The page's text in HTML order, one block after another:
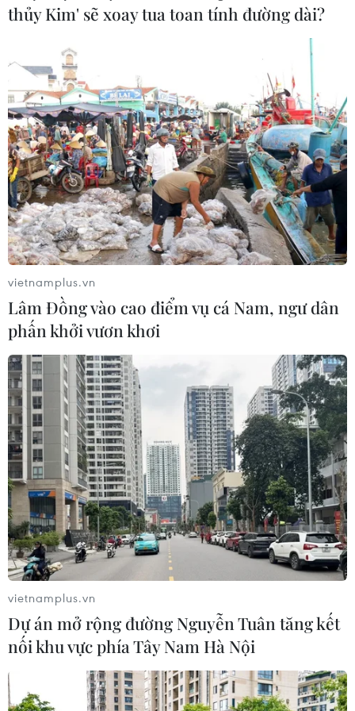
G7 kêu gọi tuân thủ đầy đủ, mở rộng phạm
vi thỏa thuận về ngũ cốc
23/04/2023 07:53
Các bộ trưởng nông nghiệp G7 nhấn mạnh tầm quan
trọng của Sáng kiến Ngũ cốc Biển Đen, đồng thời kêu
gọi các bên liên quan gia hạn, triển khai đầy đủ cũng
như mở rộng thỏa thuận này.
thủy Kim' sẽ xoay tua toan tính đường dài?
vietnamplus.vn
Lâm Đồng vào cao điểm vụ cá Nam, ngư dân
phấn khởi vươn khơi
vietnamplus.vn
Dự án mở rộng đường Nguyễn Tuân tăng kết
nối khu vực phía Tây Nam Hà Nội